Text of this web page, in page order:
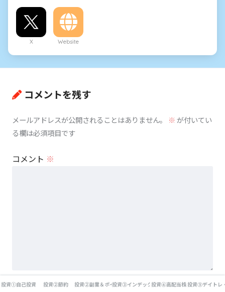
X Website
コメントを残す
メールアドレスが公開されることはありません。 ※が付いてい
る欄は必須項目です
コメント ※
名前※
投資①自己投資 投資②節約 投資②副業＆ポイ活投資③インデックス投資投資④高配当株投資⑤デイトレ